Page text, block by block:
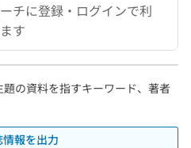
チに登録・ログインで利
す
の資料を指すキーワード、著者
情報を出力